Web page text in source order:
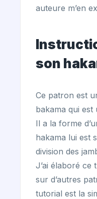
auteure m’en
son
Ce patron est
bakama qui est
Il a la forme
hakama lui est
division des
J’ai élaboré ce
sur d’autres
tutorial est la